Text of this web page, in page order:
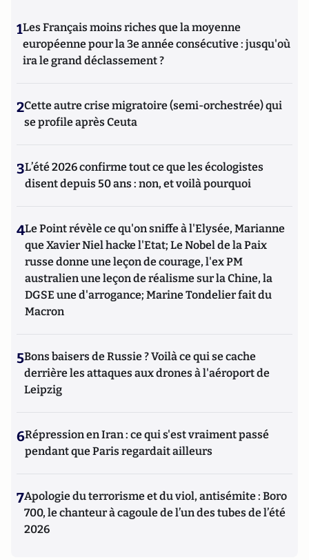
1Les Français moins riches que la moyenne
européenne pour la 3e année consécutive : jusqu'où
ira le grand déclassement ?
2Cette autre crise migratoire (semi-orchestrée) qui
se profile après Ceuta
3L’été 2026 confirme tout ce que les écologistes
disent depuis 50 ans : non, et voilà pourquoi
4Le Point révèle ce qu'on sniffe à l'Elysée, Marianne
que Xavier Niel hacke l'Etat; Le Nobel de la Paix
russe donne une leçon de courage, l'ex PM
australien une leçon de réalisme sur la Chine, la
DGSE une d'arrogance; Marine Tondelier fait du
Macron
5Bons baisers de Russie ? Voilà ce qui se cache
derrière les attaques aux drones à l'aéroport de
Leipzig
6Répression en Iran : ce qui s'est vraiment passé
pendant que Paris regardait ailleurs
7Apologie du terrorisme et du viol, antisémite : Boro
700, le chanteur à cagoule de l’un des tubes de l’été
2026